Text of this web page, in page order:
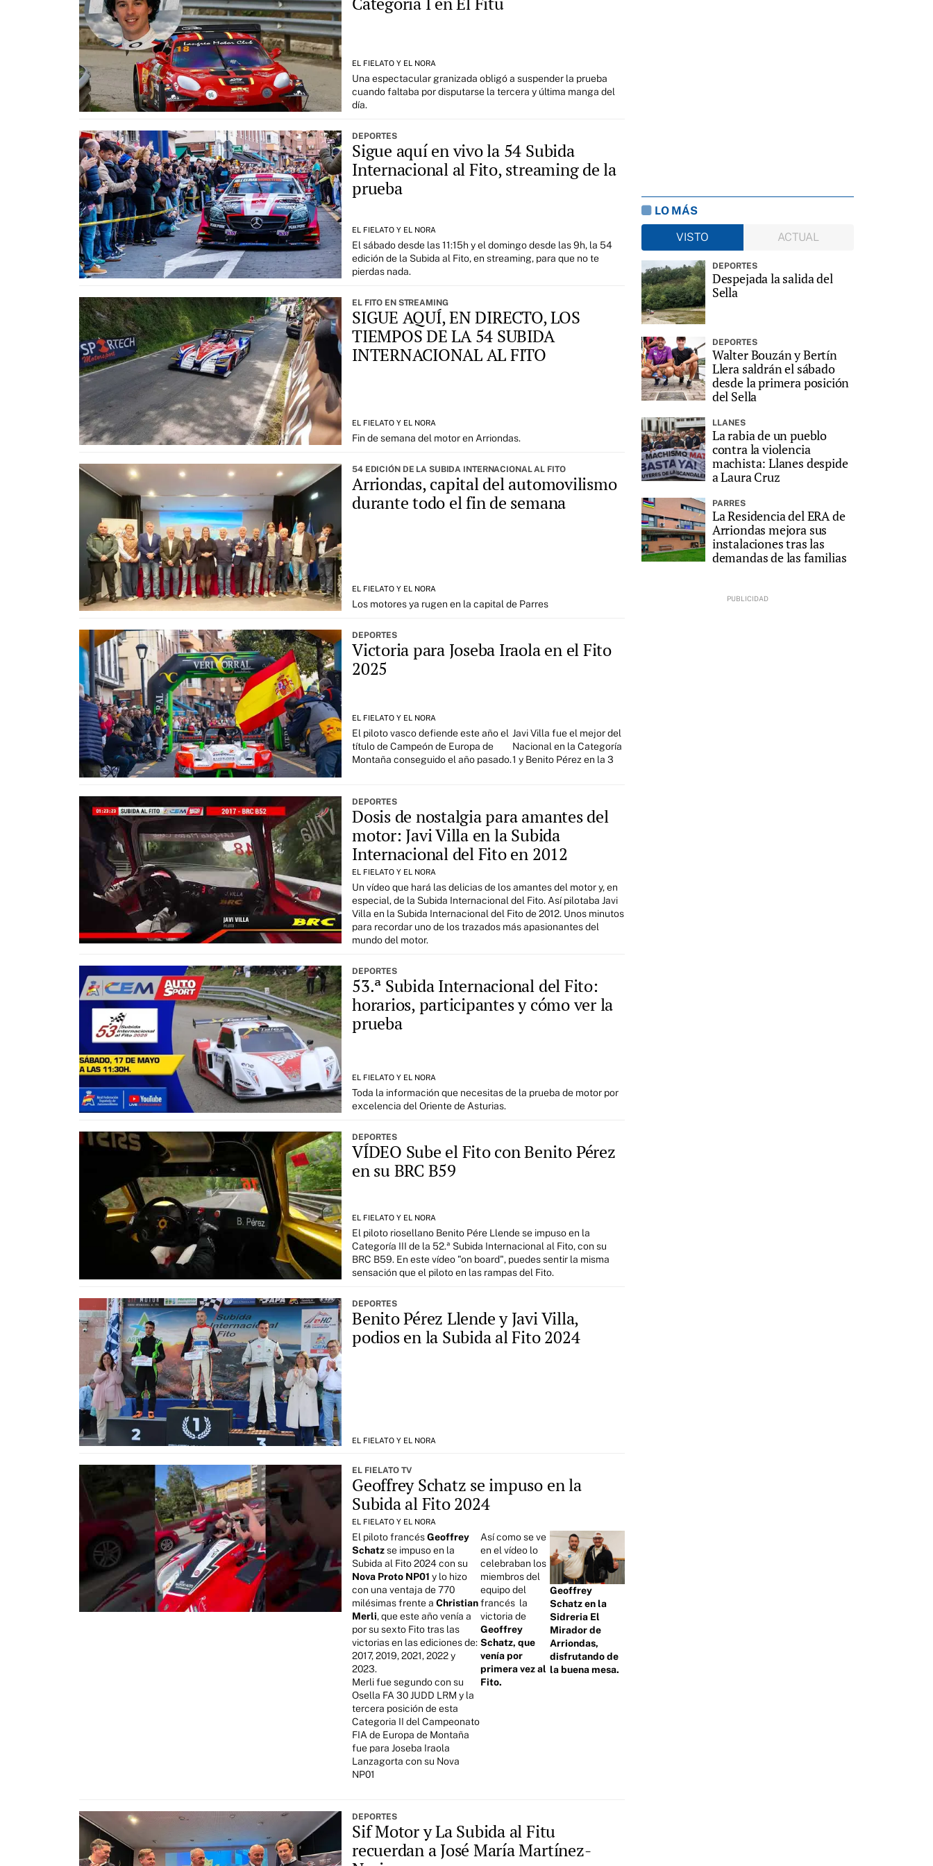
EL FIELATO Y EL NORA
Una espectacular granizada obligó a suspender la prueba
cuando faltaba por disputarse la tercera y última manga del
día.
DEPORTES
Sigue aquí en vivo la 54 Subida
Internacional al Fito, streaming de la
prueba
EL FIELATO Y EL NORA
El sábado desde las 11:15h y el domingo desde las 9h, la 54
edición de la Subida al Fito, en streaming, para que no te
pierdas nada.
EL FITO EN STREAMING
SIGUE AQUÍ, EN DIRECTO, LOS
TIEMPOS DE LA 54 SUBIDA
INTERNACIONAL AL FITO
EL FIELATO Y EL NORA
Fin de semana del motor en Arriondas.
54 EDICIÓN DE LA SUBIDA INTERNACIONAL AL FITO
Arriondas, capital del automovilismo
durante todo el fin de semana
EL FIELATO Y EL NORA
Los motores ya rugen en la capital de Parres
DEPORTES
Victoria para Joseba Iraola en el Fito
2025
EL FIELATO Y EL NORA
El piloto vasco defiende este año el
título de Campeón de Europa de
Montaña conseguido el año pasado.
Javi Villa fue el mejor del
Nacional en la Categoría
1 y Benito Pérez en la 3
DEPORTES
Dosis de nostalgia para amantes del
motor: Javi Villa en la Subida
Internacional del Fito en 2012
EL FIELATO Y EL NORA
Un vídeo que hará las delicias de los amantes del motor y, en
especial, de la Subida Internacional del Fito. Así pilotaba Javi
Villa en la Subida Internacional del Fito de 2012. Unos minutos
para recordar uno de los trazados más apasionantes del
mundo del motor.
DEPORTES
53.ª Subida Internacional del Fito:
horarios, participantes y cómo ver la
prueba
EL FIELATO Y EL NORA
Toda la información que necesitas de la prueba de motor por
excelencia del Oriente de Asturias.
DEPORTES
VÍDEO Sube el Fito con Benito Pérez
en su BRC B59
EL FIELATO Y EL NORA
El piloto riosellano Benito Pére Llende se impuso en la
Categoría III de la 52.ª Subida Internacional al Fito, con su
BRC B59. En este vídeo "on board", puedes sentir la misma
sensación que el piloto en las rampas del Fito.
DEPORTES
Benito Pérez Llende y Javi Villa,
podios en la Subida al Fito 2024
EL FIELATO Y EL NORA
EL FIELATO TV
Geoffrey Schatz se impuso en la
Subida al Fito 2024
EL FIELATO Y EL NORA
El piloto francésGeoffrey
Schatzse impuso en la
Subida al Fito 2024 con su
Nova Proto NP01 y lo hizo
con una ventaja de 770
milésimas frente a Christian
Merli, que este año venía a
por su sexto Fito tras las
victorias en las ediciones de:
2017, 2019, 2021, 2022 y
2023.
Merli fue segundo con su
Osella FA 30 JUDD LRM y la
tercera posición de esta
Categoria II del Campeonato
FIA de Europa de Montaña
fue para Joseba Iraola
Lanzagorta con su Nova
NP01
Así como se ve
en el vídeo lo
celebraban los
miembros del
equipo del
francés la
victoria de
Geoffrey
Schatz, que
venía por
primera vez al
Fito.
Geoffrey
Schatz en la
Sidreria El
Mirador de
Arriondas,
disfrutando de
la buena mesa.
DEPORTES
Sif Motor y La Subida al Fitu
recuerdan a José María Martínez-
LO MÁS
VISTO
ACTUAL
DEPORTES
Despejada la salida del
Sella
DEPORTES
Walter Bouzán y Bertín
Llera saldrán el sábado
desde la primera posición
del Sella
LLANES
La rabia de un pueblo
contra la violencia
machista: Llanes despide
a Laura Cruz
PARRES
La Residencia del ERA de
Arriondas mejora sus
instalaciones tras las
demandas de las familias